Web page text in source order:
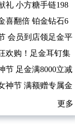
礼 小方糖手链198
喜翻倍 铂金钻石6
会员到店领足金平
欢购！足金耳钉集
节 足金满8000立减
神节 满额赠专属金
更多